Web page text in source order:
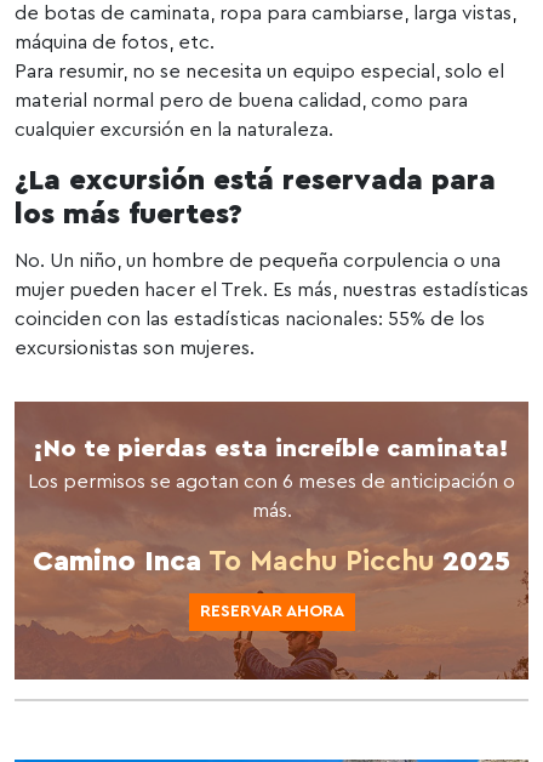
de botas de caminata, ropa para cambiarse, larga vistas,
máquina de fotos, etc.
Para resumir, no se necesita un equipo especial, solo el
material normal pero de buena calidad, como para
cualquier excursión en la naturaleza.
¿La excursión está reservada para
los más fuertes?
No. Un niño, un hombre de pequeña corpulencia o una
mujer pueden hacer el Trek. Es más, nuestras estadísticas
coinciden con las estadísticas nacionales: 55% de los
excursionistas son mujeres.
¡No te pierdas esta increíble caminata!
Los permisos se agotan con 6 meses de anticipación o
más.
Camino Inca To Machu Picchu 2025
RESERVAR AHORA